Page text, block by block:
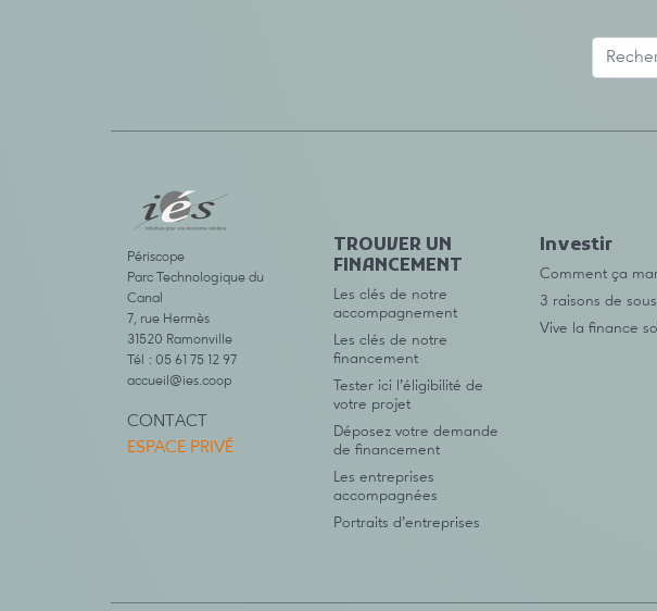
Périscope
Parc Technologique du
Canal
7, rue Hermès
31520 Ramonville
Tél : 05 61 75 12 97
accueil@ies.coop
CONTACT
ESPACE PRIVÉ
TROUVER UN
FINANCEMENT
Les clés de notre
accompagnement
Les clés de notre
financement
Tester ici l’éligibilité de
votre projet
Déposez votre demande
de financement
Les entreprises
accompagnées
Portraits d’entreprises
Investir
Comment ça
3 raisons de
Vive la finance